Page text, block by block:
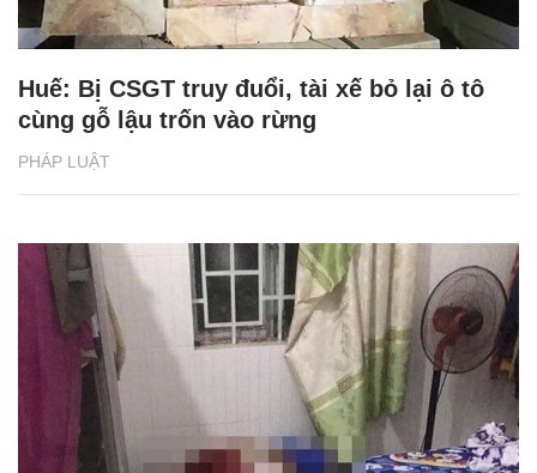
PHÁP LUẬT
Huế: Bị CSGT truy đuổi, tài xế bỏ lại ô tô
cùng gỗ lậu trốn vào rừng